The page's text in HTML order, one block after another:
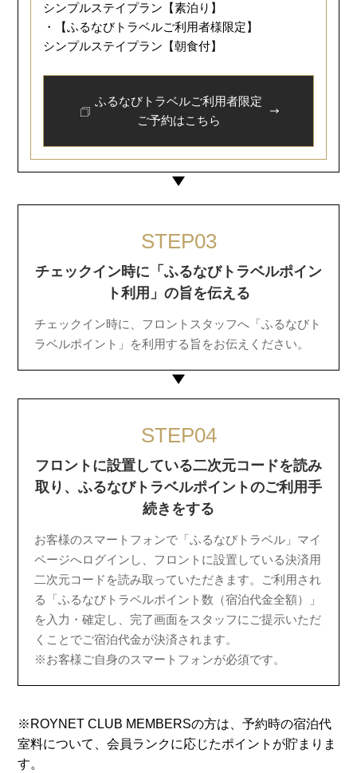
シンプルステイプラン【素泊り】
・【ふるなびトラベルご利用者様限定】
シンプルステイプラン【朝食付】
ふるなびトラベルご利用者限定
ご予約はこちら
STEP03
チェックイン時に「ふるなびトラベルポイン
ト利用」の旨を伝える
チェックイン時に、フロントスタッフへ「ふるなびト
ラベルポイント」を利用する旨をお伝えください。
STEP04
フロントに設置している二次元コードを読み
取り、ふるなびトラベルポイントのご利用手
続きをする
お客様のスマートフォンで「ふるなびトラベル」マイ
ページへログインし、フロントに設置している決済用
二次元コードを読み取っていただきます。ご利用され
る「ふるなびトラベルポイント数（宿泊代金全額）」
を入力・確定し、完了画面をスタッフにご提示いただ
くことでご宿泊代金が決済されます。
※お客様ご自身のスマートフォンが必須です。
※ROYNET CLUB MEMBERSの方は、予約時の宿泊代
室料について、会員ランクに応じたポイントが貯まりま
す。